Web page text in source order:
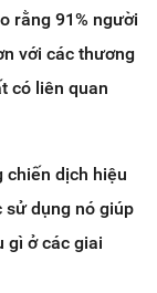
rằng 91% người
với các thương
có liên quan
chiến dịch hiệu
sử dụng nó giúp
gì ở các giai